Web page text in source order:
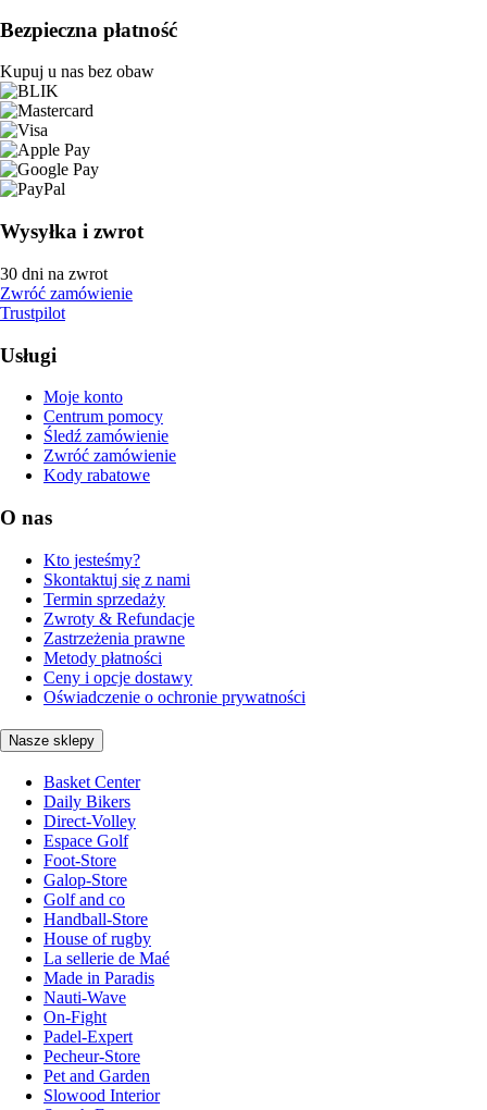
Bezpieczna płatność
Kupuj u nas bez obaw
Wysyłka i zwrot
30 dni na zwrot
Zwróć zamówienie
Trustpilot
Usługi
Moje konto
Centrum pomocy
Śledź zamówienie
Zwróć zamówienie
Kody rabatowe
O nas
Kto jesteśmy?
Skontaktuj się z nami
Termin sprzedaży
Zwroty & Refundacje
Zastrzeżenia prawne
Metody płatności
Ceny i opcje dostawy
Oświadczenie o ochronie prywatności
Nasze sklepy
Basket Center
Daily Bikers
Direct-Volley
Espace Golf
Foot-Store
Galop-Store
Golf and co
Handball-Store
House of rugby
La sellerie de Maé
Made in Paradis
Nauti-Wave
On-Fight
Padel-Expert
Pecheur-Store
Pet and Garden
Slowood Interior